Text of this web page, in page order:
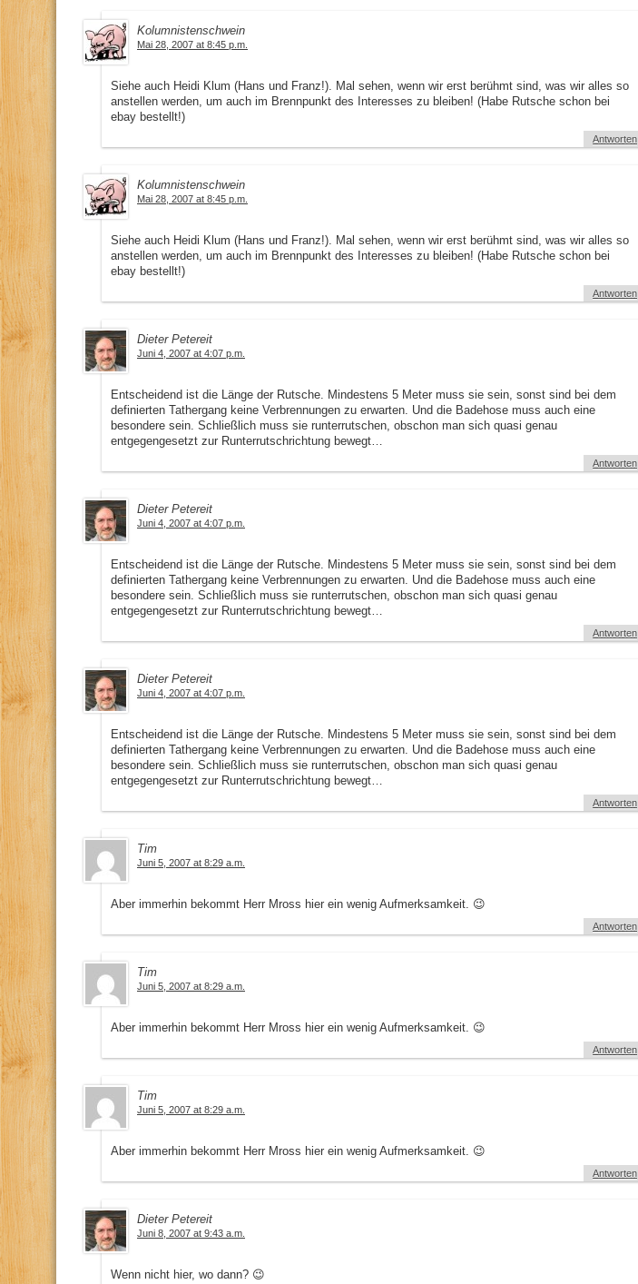
Kolumnistenschwein
Mai 28, 2007 at 8:45 p.m.
Siehe auch Heidi Klum (Hans und Franz!). Mal sehen, wenn wir erst berühmt sind, was wir alles so
anstellen werden, um auch im Brennpunkt des Interesses zu bleiben! (Habe Rutsche schon bei
ebay bestellt!)
Antworten
Kolumnistenschwein
Mai 28, 2007 at 8:45 p.m.
Siehe auch Heidi Klum (Hans und Franz!). Mal sehen, wenn wir erst berühmt sind, was wir alles so
anstellen werden, um auch im Brennpunkt des Interesses zu bleiben! (Habe Rutsche schon bei
ebay bestellt!)
Antworten
Dieter Petereit
Juni 4, 2007 at 4:07 p.m.
Entscheidend ist die Länge der Rutsche. Mindestens 5 Meter muss sie sein, sonst sind bei dem
definierten Tathergang keine Verbrennungen zu erwarten. Und die Badehose muss auch eine
besondere sein. Schließlich muss sie runterrutschen, obschon man sich quasi genau
entgegengesetzt zur Runterrutschrichtung bewegt…
Antworten
Dieter Petereit
Juni 4, 2007 at 4:07 p.m.
Entscheidend ist die Länge der Rutsche. Mindestens 5 Meter muss sie sein, sonst sind bei dem
definierten Tathergang keine Verbrennungen zu erwarten. Und die Badehose muss auch eine
besondere sein. Schließlich muss sie runterrutschen, obschon man sich quasi genau
entgegengesetzt zur Runterrutschrichtung bewegt…
Antworten
Dieter Petereit
Juni 4, 2007 at 4:07 p.m.
Entscheidend ist die Länge der Rutsche. Mindestens 5 Meter muss sie sein, sonst sind bei dem
definierten Tathergang keine Verbrennungen zu erwarten. Und die Badehose muss auch eine
besondere sein. Schließlich muss sie runterrutschen, obschon man sich quasi genau
entgegengesetzt zur Runterrutschrichtung bewegt…
Antworten
Tim
Juni 5, 2007 at 8:29 a.m.
Aber immerhin bekommt Herr Mross hier ein wenig Aufmerksamkeit. 😉
Antworten
Tim
Juni 5, 2007 at 8:29 a.m.
Aber immerhin bekommt Herr Mross hier ein wenig Aufmerksamkeit. 😉
Antworten
Tim
Juni 5, 2007 at 8:29 a.m.
Aber immerhin bekommt Herr Mross hier ein wenig Aufmerksamkeit. 😉
Antworten
Dieter Petereit
Juni 8, 2007 at 9:43 a.m.
Wenn nicht hier, wo dann? 😉